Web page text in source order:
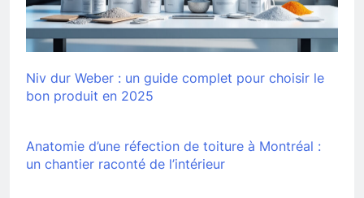
Niv dur Weber : un guide complet pour choisir le
bon produit en 2025
Anatomie d’une réfection de toiture à Montréal :
un chantier raconté de l’intérieur